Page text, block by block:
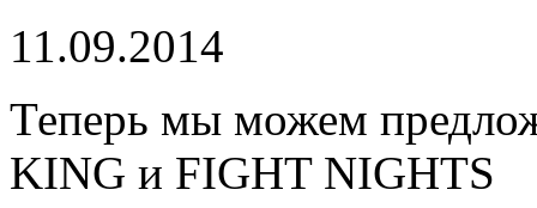
11.09.2014
Теперь мы можем
KING и FIGHT NIGHTS